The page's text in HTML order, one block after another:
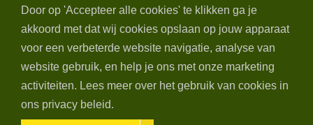
Door op 'Accepteer alle cookies' te klikken ga je
akkoord met dat wij cookies opslaan op jouw apparaat
voor een verbeterde website navigatie, analyse van
website gebruik, en help je ons met onze marketing
activiteiten. Lees meer over het gebruik van cookies in
ons privacy beleid.